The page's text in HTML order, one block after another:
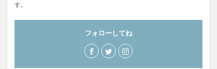
す。
フォローしてね